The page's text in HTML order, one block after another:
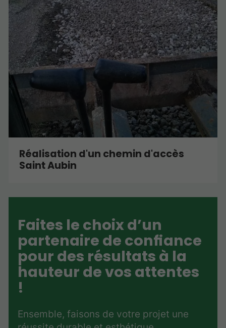
Réalisation d'un chemin d'accès
Saint Aubin
Faites le choix d’un
partenaire de confiance
pour des résultats à la
hauteur de vos attentes
!
Ensemble, faisons de votre projet une